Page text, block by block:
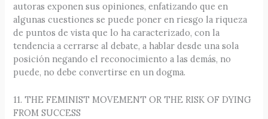
autoras exponen sus opiniones, enfatizando que en
algunas cuestiones se puede poner en riesgo la riqueza
de puntos de vista que lo ha caracterizado, con la
tendencia a cerrarse al debate, a hablar desde una sola
posición negando el reconocimiento a las demás, no
puede, no debe convertirse en un dogma.
11. THE FEMINIST MOVEMENT OR THE RISK OF DYING
FROM SUCCESS